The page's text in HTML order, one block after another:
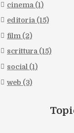
cinema (1)
editoria (15)
film (2)
scrittura (15)
social (1)
web (3)